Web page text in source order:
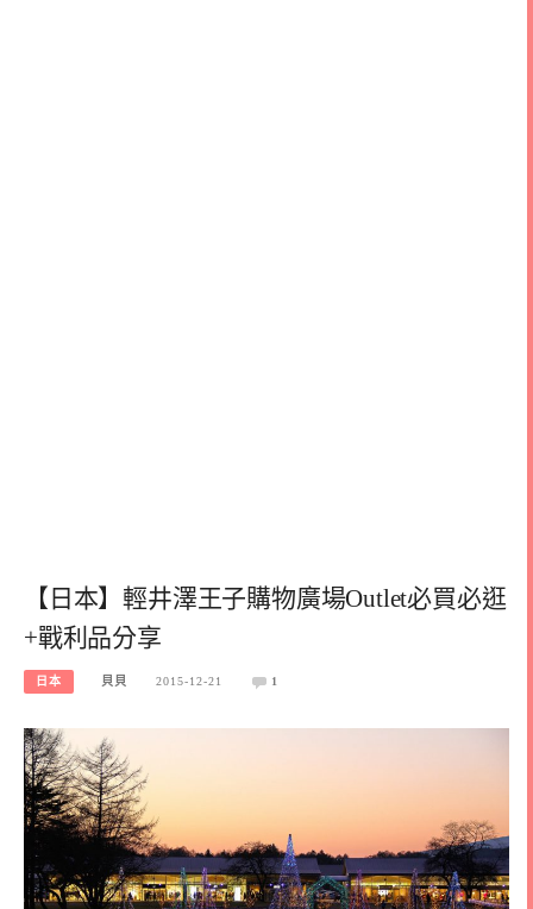
【日本】輕井澤王子購物廣場Outlet必買必逛
+戰利品分享
日本 貝貝 2015-12-21 1